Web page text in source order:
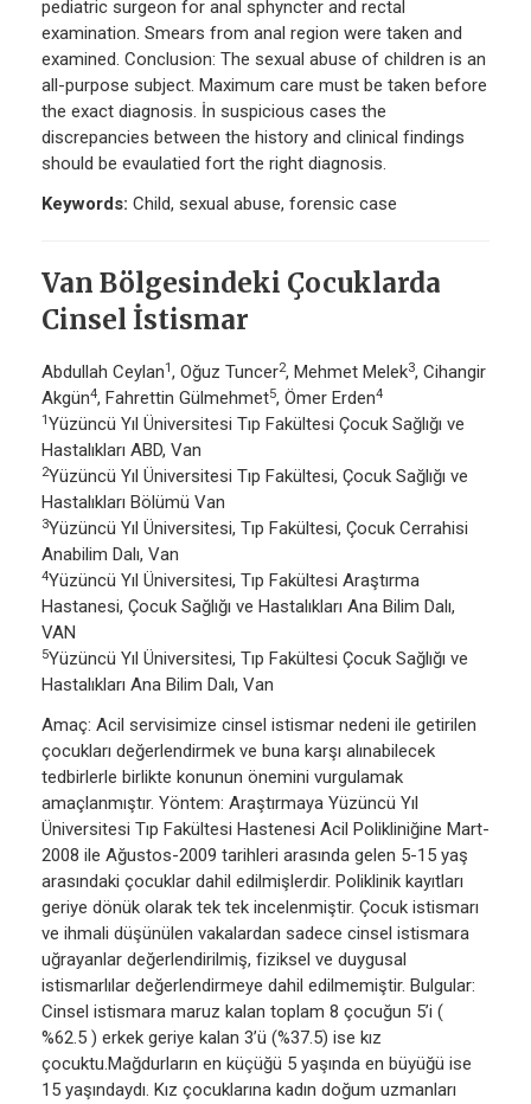
pediatric surgeon for anal sphyncter and rectal
examination. Smears from anal region were taken and
examined. Conclusion: The sexual abuse of children is an
all-purpose subject. Maximum care must be taken before
the exact diagnosis. İn suspicious cases the
discrepancies between the history and clinical findings
should be evaulatied fort the right diagnosis.
Keywords: Child, sexual abuse, forensic case
Van Bölgesindeki Çocuklarda
Cinsel İstismar
Abdullah Ceylan1, Oğuz Tuncer2, Mehmet Melek3, Cihangir
Akgün4, Fahrettin Gülmehmet5, Ömer Erden4
1Yüzüncü Yıl Üniversitesi Tıp Fakültesi Çocuk Sağlığı ve
Hastalıkları ABD, Van
2Yüzüncü Yıl Üniversitesi Tıp Fakültesi, Çocuk Sağlığı ve
Hastalıkları Bölümü Van
3Yüzüncü Yıl Üniversitesi, Tıp Fakültesi, Çocuk Cerrahisi
Anabilim Dalı, Van
4Yüzüncü Yıl Üniversitesi, Tıp Fakültesi Araştırma
Hastanesi, Çocuk Sağlığı ve Hastalıkları Ana Bilim Dalı,
VAN
5Yüzüncü Yıl Üniversitesi, Tıp Fakültesi Çocuk Sağlığı ve
Hastalıkları Ana Bilim Dalı, Van
Amaç: Acil servisimize cinsel istismar nedeni ile getirilen
çocukları değerlendirmek ve buna karşı alınabilecek
tedbirlerle birlikte konunun önemini vurgulamak
amaçlanmıştır. Yöntem: Araştırmaya Yüzüncü Yıl
Üniversitesi Tıp Fakültesi Hastenesi Acil Polikliniğine Mart-
2008 ile Ağustos-2009 tarihleri arasında gelen 5-15 yaş
arasındaki çocuklar dahil edilmişlerdir. Poliklinik kayıtları
geriye dönük olarak tek tek incelenmiştir. Çocuk istismarı
ve ihmali düşünülen vakalardan sadece cinsel istismara
uğrayanlar değerlendirilmiş, fiziksel ve duygusal
istismarlılar değerlendirmeye dahil edilmemiştir. Bulgular:
Cinsel istismara maruz kalan toplam 8 çocuğun 5’i (
%62.5 ) erkek geriye kalan 3’ü (%37.5) ise kız
çocuktu.Mağdurların en küçüğü 5 yaşında en büyüğü ise
15 yaşındaydı. Kız çocuklarına kadın doğum uzmanları